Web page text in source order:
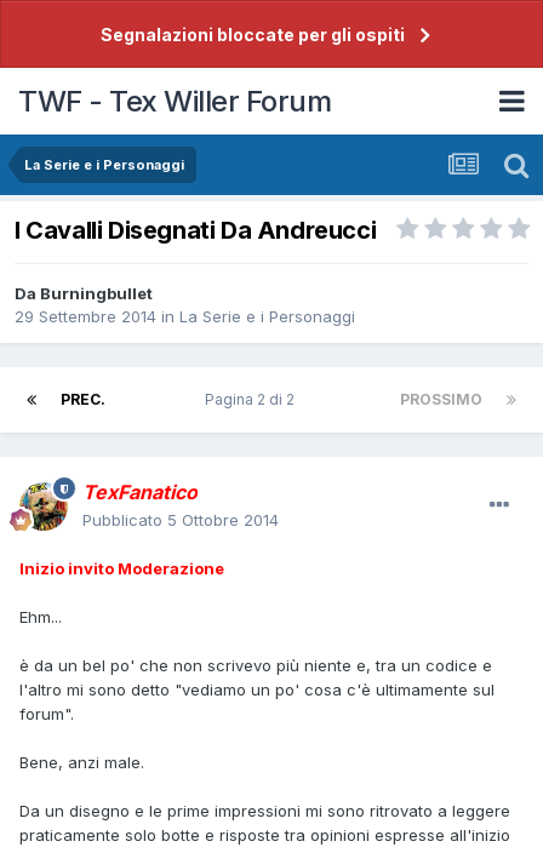
Segnalazioni bloccate per gli ospiti
TWF - Tex Willer Forum
La Serie e i Personaggi
I Cavalli Disegnati Da Andreucci
Da Burningbullet
29 Settembre 2014 in La Serie e i Personaggi
PREC. PROSSIMO
Pagina 2 di 2
TexFanatico
Pubblicato 5 Ottobre 2014
Inizio invito Moderazione
Ehm...
è da un bel po' che non scrivevo più niente e, tra un codice e
l'altro mi sono detto "vediamo un po' cosa c'è ultimamente sul
forum".
Bene, anzi male.
Da un disegno e le prime impressioni mi sono ritrovato a leggere
praticamente solo botte e risposte tra opinioni espresse all'inizio